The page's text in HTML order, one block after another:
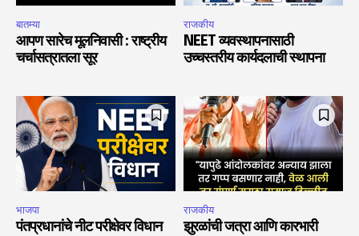
बातम्या
आपण सारेच मूलनिवासी : राष्ट्रीय
चर्चासत्रातला सूर
राजकीय
NEET व्यवस्थापनासाठी
उच्चस्तरीय कार्यदलाची स्थापना
भाजपा
पंतप्रधानांचे नीट परीक्षेवर विधान
राजकीय
झुरळांची जत्रा आणि कारभारी